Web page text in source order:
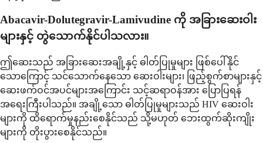
Abacavir-Dolutegravir-Lamivudine ကို အခြားဆေးဝါး
များနှင့် တွဲသောက်နိုင်ပါသလား။
ဤဆေးသည် အခြားဆေးအချို့နှင့် ဓါတ်ပြုမှုများ ဖြစ်ပေါ်နိုင်
သောကြောင့် သင်သောက်နေသော ဆေးဝါးများ၊ ဖြည့်စွက်စာများနှင့်
ဆေးဖက်ဝင်အပင်များအကြောင်း သင့်ဆရာဝန်အား ပြောပြရန်
အရေးကြီးပါသည်။ အချို့သော ဓါတ်ပြုမှုများသည် HIV ဆေးဝါး
များကို ထိရောက်မှုနည်းစေနိုင်သည် သို့မဟုတ် ဘေးထွက်ဆိုးကျိုး
များကို တိုးပွားစေနိုင်သည်။